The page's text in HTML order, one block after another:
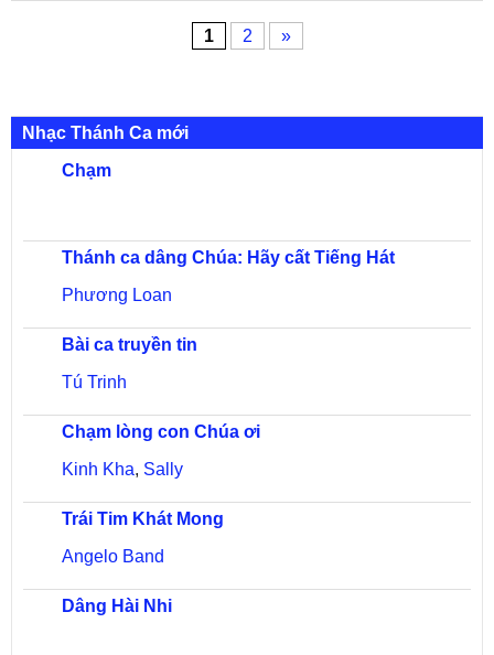
1 2 »
Nhạc Thánh Ca mới
Chạm
Thánh ca dâng Chúa: Hãy cất Tiếng Hát
Phương Loan
Bài ca truyền tin
Tú Trinh
Chạm lòng con Chúa ơi
Kinh Kha, Sally
Trái Tim Khát Mong
Angelo Band
Dâng Hài Nhi